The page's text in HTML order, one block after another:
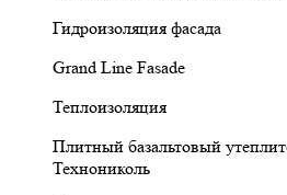
Гидроизоляция фасада
Grand Line Fasade
Теплоизоляция
Плитный базальтовый
Технониколь